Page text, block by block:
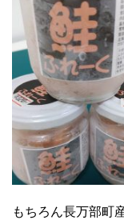
もちろん長万部町